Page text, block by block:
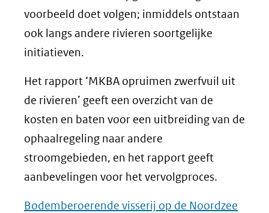
voorbeeld doet volgen; inmiddels ontstaan
ook langs andere rivieren soortgelijke
initiatieven.
Het rapport ‘MKBA opruimen zwerfvuil uit
de rivieren’ geeft een overzicht van de
kosten en baten voor een uitbreiding van de
ophaalregeling naar andere
stroomgebieden, en het rapport geeft
aanbevelingen voor het vervolgproces.
Bodemberoerende visserij op de Noordzee